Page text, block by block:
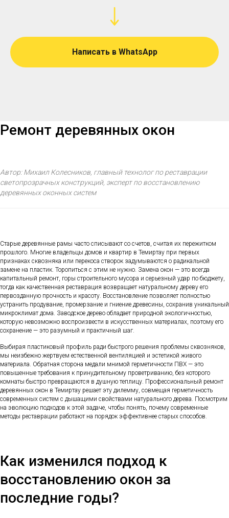
Написать в WhatsApp
Ремонт деревянных окон
Автор: Михаил Колесников, главный технолог по реставрации
светопрозрачных конструкций, эксперт по восстановлению
деревянных оконных систем
Старые деревянные рамы часто списывают со счетов, считая их пережитком
прошлого. Многие владельцы домов и квартир в Темиртау при первых
признаках сквозняка или перекоса створок задумываются о радикальной
замене на пластик. Торопиться с этим не нужно. Замена окон — это всегда
капитальный ремонт, горы строительного мусора и серьезный удар по бюджету,
тогда как качественная реставрация возвращает натуральному дереву его
первозданную прочность и красоту. Восстановление позволяет полностью
устранить продувание, промерзание и гниение древесины, сохранив уникальный
микроклимат дома. Заводское дерево обладает природной экологичностью,
которую невозможно воспроизвести в искусственных материалах, поэтому его
сохранение — это разумный и практичный шаг.
Выбирая пластиковый профиль ради быстрого решения проблемы сквозняков,
мы неизбежно жертвуем естественной вентиляцией и эстетикой живого
материала. Обратная сторона медали мнимой герметичности ПВХ — это
повышенные требования к принудительному проветриванию, без которого
комнаты быстро превращаются в душную теплицу. Профессиональный ремонт
деревянных окон в Темиртау решает эту дилемму, совмещая герметичность
современных систем с дышащими свойствами натурального дерева. Посмотрим
на эволюцию подходов к этой задаче, чтобы понять, почему современные
методы реставрации работают на порядок эффективнее старых способов.
Как изменился подход к
восстановлению окон за
последние годы?